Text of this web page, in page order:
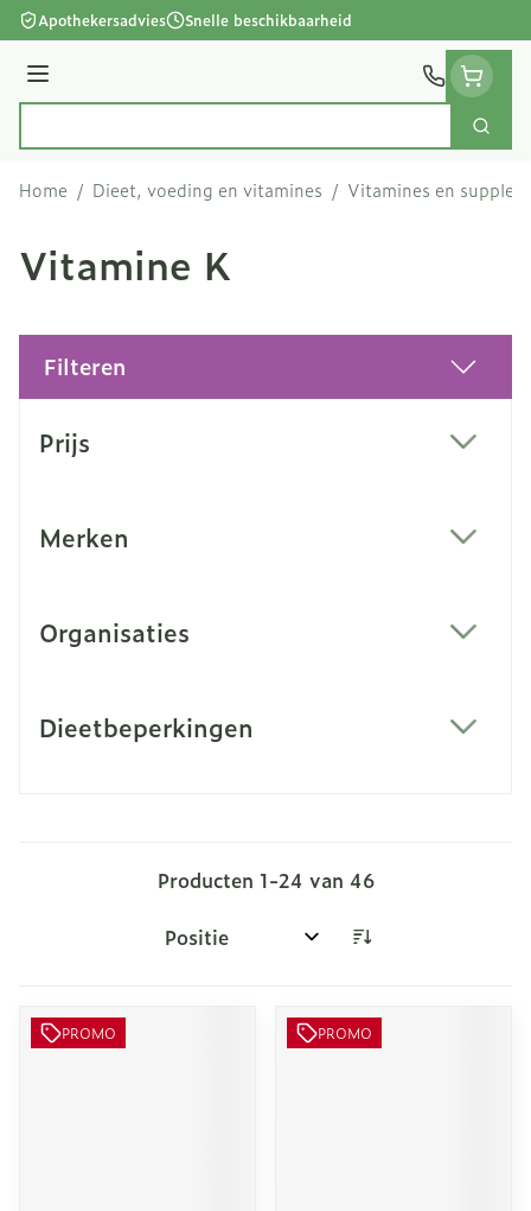
Ga naar de inhoud
Apothekersadvies Snelle beschikbaarheid
Menu
Zoek
Home / Dieet, voeding en vitamines / Vitamines en
Vitamine K
Filteren
Prijs
Merken
Organisaties
Dieetbeperkingen
Producten 1-24 van 46
Sorteer op:
PROMO PROMO